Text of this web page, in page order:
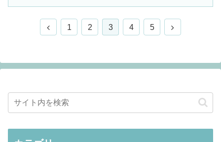
前
1 2 3 4 5
次